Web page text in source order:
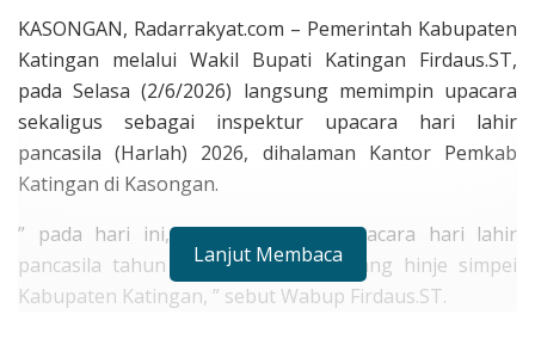
KASONGAN, Radarrakyat.com – Pemerintah Kabupaten
Katingan melalui Wakil Bupati Katingan Firdaus.ST,
pada Selasa (2/6/2026) langsung memimpin upacara
sekaligus sebagai inspektur upacara hari lahir
pancasila (Harlah) 2026, dihalaman Kantor Pemkab
Katingan di Kasongan.
” pada hari ini, kita laksanakan upacara hari lahir
pancasila tahun 2026 di bumi penyang hinje simpei
Kabupaten Katingan, ” sebut Wabup Firdaus.ST.
Lanjut Membaca